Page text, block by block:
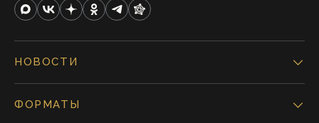
НОВОСТИ
ФОРМАТЫ